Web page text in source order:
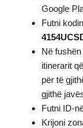
Google
Futni
Në
itinerarit
për të
gjithë
Futni ID-
Krijoni